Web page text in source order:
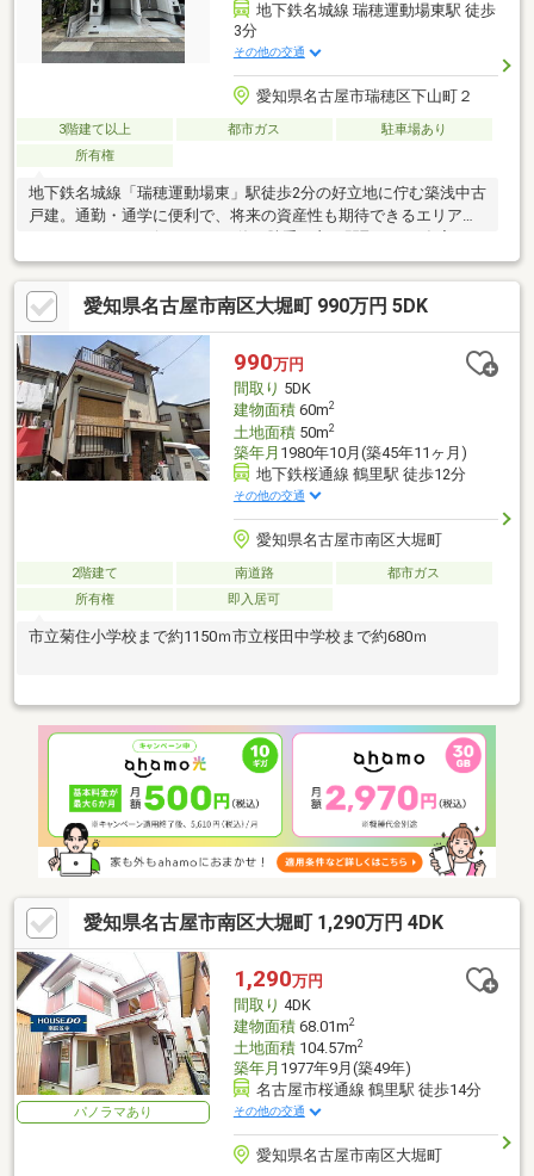
地下鉄名城線 瑞穂運動場東駅 徒歩
3分
その他の交通
愛知県名古屋市瑞穂区下山町２
3階建て以上 都市ガス
駐車場あり
所有権
地下鉄名城線「瑞穂運動場東」駅徒歩2分の好立地に佇む築浅中古
戸建。通勤・通学に便利で、将来の資産性も期待できるエリアで
クや収納スペースとしても活用可能。18帖の広々LDKは開放感が
あり、家族団らんの時間を快適に演出します。駐車スペース1台分
を確保し、日々の生活動線もスムーズ。周辺は落ち着いた住環境
で、生活利便施設も充実。初めてのマイホームにもおすすめの一
邸です。
愛知県名古屋市南区大堀町 990万円 5DK
990万円
間取り 5DK
建物面積60m2
土地面積50m2
築年月 1980年10月(築45年11ヶ月)
地下鉄桜通線 鶴里駅 徒歩12分
その他の交通
愛知県名古屋市南区大堀町
2階建て 南道路
都市ガス
所有権
即入居可
市立菊住小学校まで約1150ｍ市立桜田中学校まで約680ｍ
愛知県名古屋市南区大堀町 1,290万円 4DK
パノラマあり
1,290万円
間取り 4DK
建物面積68.01m2
土地面積104.57m2
築年月 1977年9月(築49年)
名古屋市桜通線 鶴里駅 徒歩14分
その他の交通
愛知県名古屋市南区大堀町